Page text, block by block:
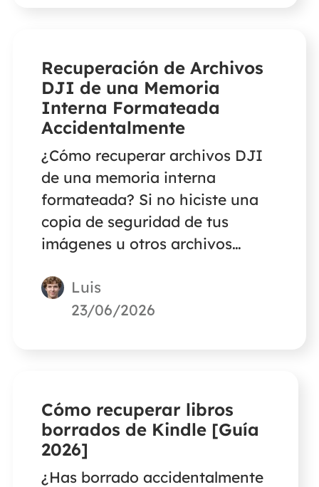
Recuperación de Archivos
DJI de una Memoria
Interna Formateada
Accidentalmente
¿Cómo recuperar archivos DJI
de una memoria interna
formateada? Si no hiciste una
copia de seguridad de tus
imágenes u otros archivos
puedes utilizar un software de
recuperación de datos de
almacenamiento interno de
dispositivos DJI.
Luis
23/06/2026
Cómo recuperar libros
borrados de Kindle [Guía
2026]
¿Has borrado accidentalmente